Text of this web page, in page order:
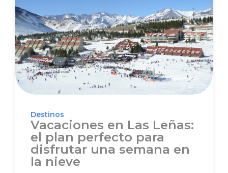
Destinos
Vacaciones en Las Leñas:
el plan perfecto para
disfrutar una semana en
la nieve